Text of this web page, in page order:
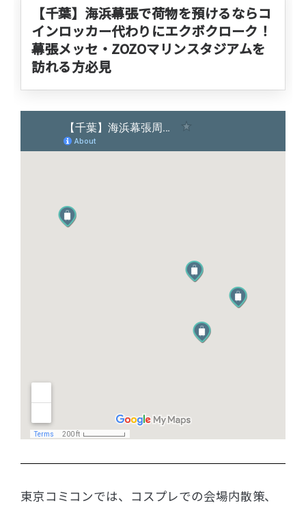
【千葉】海浜幕張で荷物を預けるならコ
インロッカー代わりにエクボクローク！
幕張メッセ・ZOZOマリンスタジアムを
訪れる方必見
東京コミコンでは、コスプレでの会場内散策、